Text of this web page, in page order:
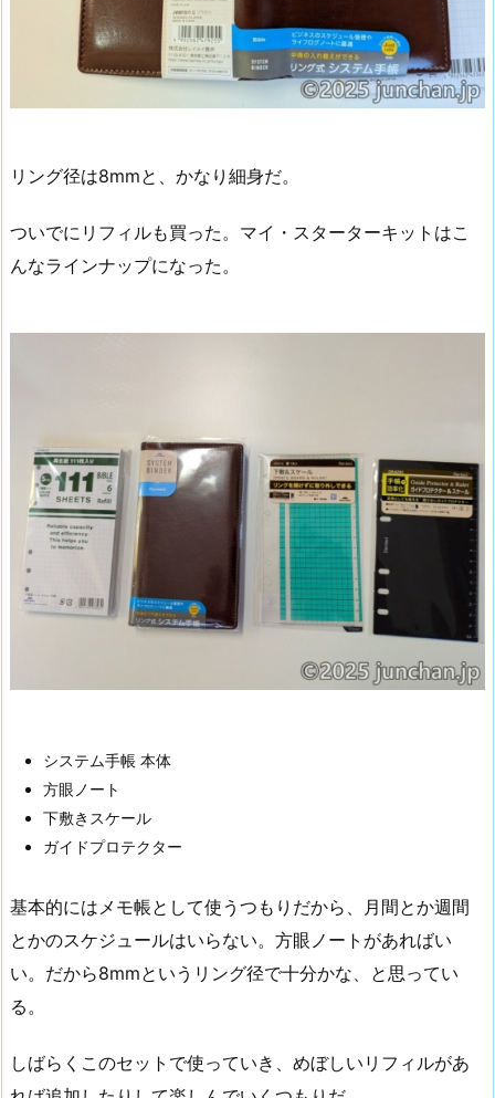
リング径は8mmと、かなり細身だ。
ついでにリフィルも買った。マイ・スターターキットはこ
んなラインナップになった。
システム手帳 本体
方眼ノート
下敷きスケール
ガイドプロテクター
基本的にはメモ帳として使うつもりだから、月間とか週間
とかのスケジュールはいらない。方眼ノートがあればい
い。だから8mmというリング径で十分かな、と思ってい
る。
しばらくこのセットで使っていき、めぼしいリフィルがあ